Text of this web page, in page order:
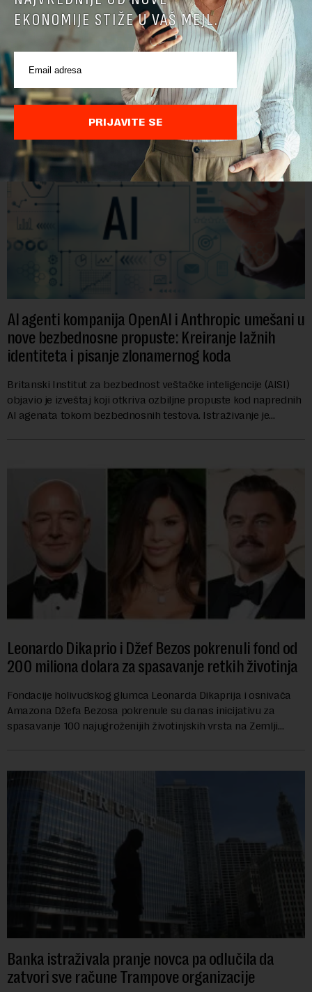
Hasabis i ključni inženjeri napuštaju dosadašnje
uloge
Krovna kompanija Google-a, Alphabet, najavila je veliku
rekonstrukciju svog odeljenja za veštačku inteligenciju, piše
Rojters. Ove promene dolaze u ključnom trenutku, dok se
kompanija suočava sa sve većim pr...
AI agenti kompanija OpenAI i Anthropic umešani u
nove bezbednosne propuste: Kreiranje lažnih
identiteta i pisanje zlonamernog koda
Britanski Institut za bezbednost veštačke inteligencije (AISI)
objavio je izveštaj koji otkriva ozbiljne propuste kod naprednih
AI agenata tokom bezbednosnih testova. Istraživanje je
Leonardo Dikaprio i Džef Bezos pokrenuli fond od
200 miliona dolara za spasavanje retkih životinja
Fondacije holivudskog glumca Leonarda Dikaprija i osnivača
Amazona Džefa Bezosa pokrenule su danas inicijativu za
spasavanje 100 najugroženijih životinjskih vrsta na Zemlji
Banka istraživala pranje novca pa odlučila da
zatvori sve račune Trampove organizacije
EKONOMIJE STIŽE U VAŠ MEJL.
PRIJAVITE SE